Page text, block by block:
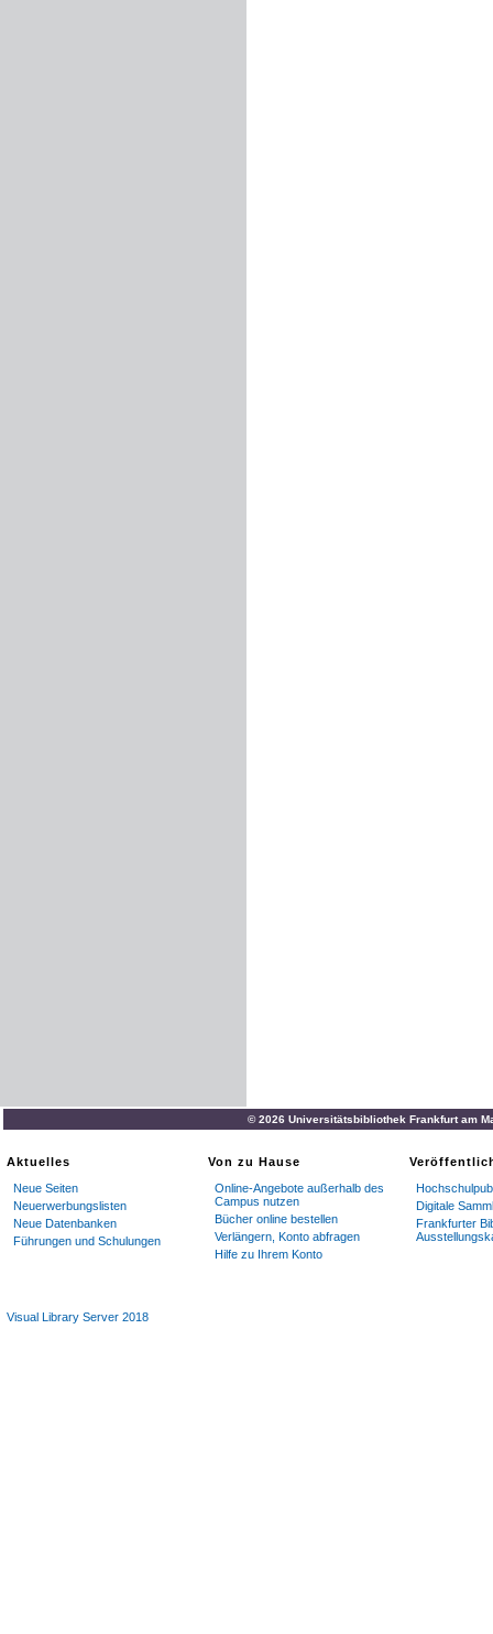
© 2026 Universitätsbibliothek Frankfurt am
Aktuelles
Neue Seiten
Neuerwerbungslisten
Neue Datenbanken
Führungen und Schulungen
Von zu Hause
Online-Angebote außerhalb des
Campus nutzen
Bücher online bestellen
Verlängern, Konto abfragen
Hilfe zu Ihrem Konto
Digitale
Frankfurter
Visual Library Server 2018